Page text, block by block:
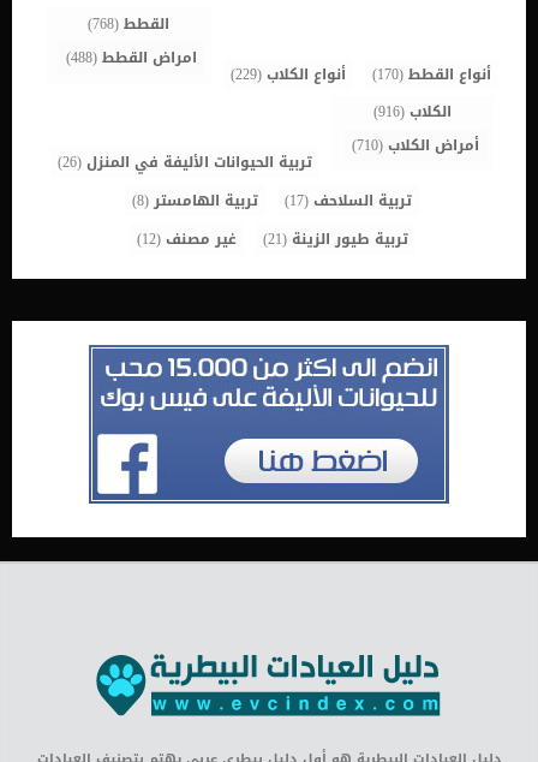
أنواع القطط(170) أنواع الكلاب(229)
القطط(768)
امراض القطط(488)
الكلاب(916)
أمراض الكلاب(710)
تربية الحيوانات الأليفة في المنزل(26)
تربية السلاحف(17) تربية الهامستر(8)
تربية طيور الزينة (21) غير مصنف(12)